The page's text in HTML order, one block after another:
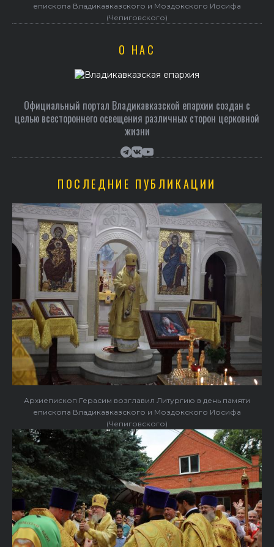
епископа Владикавказского и Моздокского Иосифа
(Чепиговского)
О НАС
Официальный портал Владикавказской епархии создан c
целью всестороннего освещения различных сторон церковной
жизни
ПОСЛЕДНИЕ ПУБЛИКАЦИИ
Архиепископ Герасим возглавил Литургию в день памяти
епископа Владикавказского и Моздокского Иосифа
(Чепиговского)